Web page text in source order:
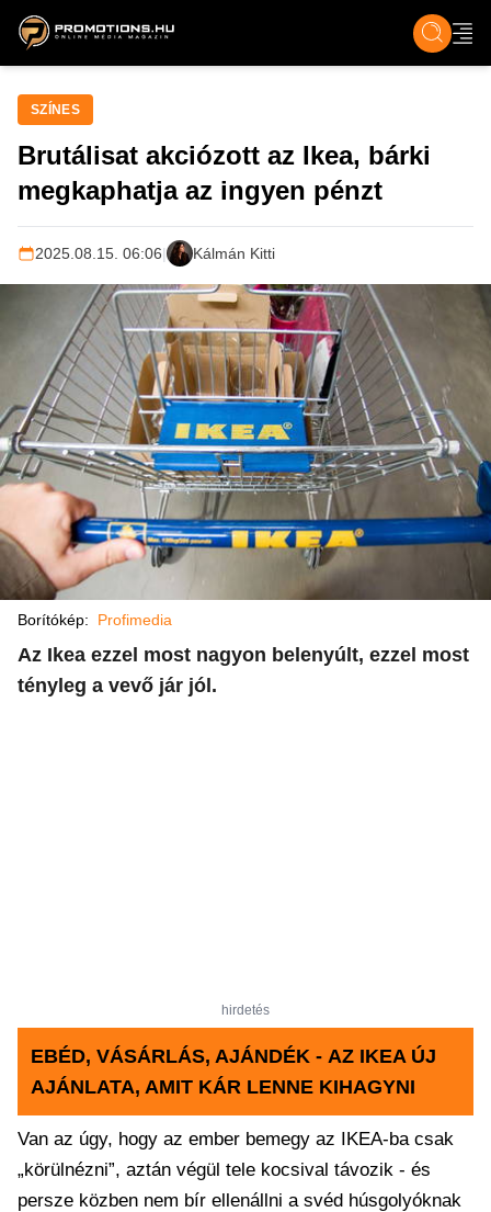
ZENE, FILM & KULT ÉLET TECH &
SZÍNES
Brutálisat akciózott az Ikea, bárki
megkaphatja az ingyen pénzt
2025.08.15. 06:06| Kálmán Kitti
Borítókép: Profimedia
Az Ikea ezzel most nagyon belenyúlt, ezzel most
tényleg a vevő jár jól.
hirdetés
EBÉD, VÁSÁRLÁS, AJÁNDÉK - AZ IKEA ÚJ
AJÁNLATA, AMIT KÁR LENNE KIHAGYNI
Van az úgy, hogy az ember bemegy az IKEA-ba csak
„körülnézni”, aztán végül tele kocsival távozik - és
persze közben nem bír ellenállni a svéd húsgolyóknak